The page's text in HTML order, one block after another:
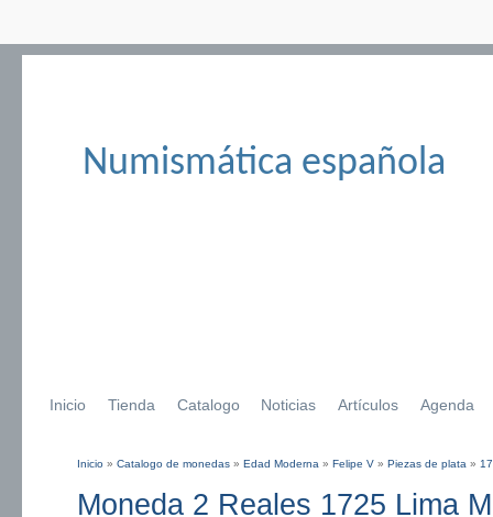
Numismática española
Inicio Tienda Catalogo Noticias Artículos Agenda
Inicio » Catalogo de monedas » Edad Moderna » Felipe V » Piezas de plata »
Moneda 2 Reales 1725 Lima M